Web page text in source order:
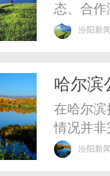
态、合
散、语
数据平
汾阳新
哈尔滨
吗？
在哈尔滨
情况并
关联会
汾阳新